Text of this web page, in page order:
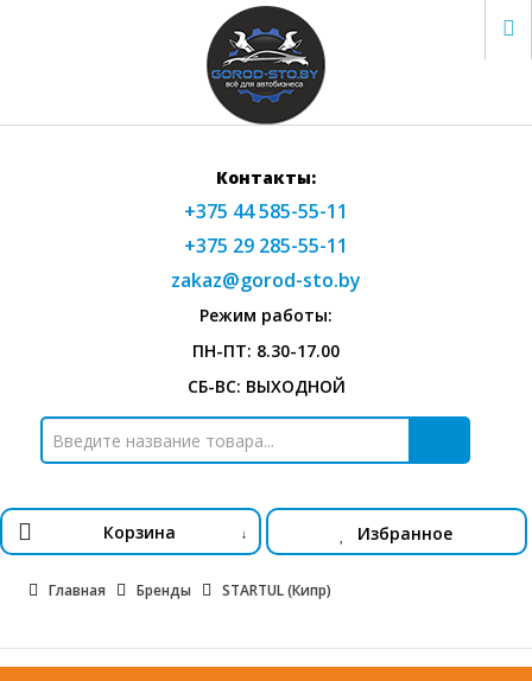
Контакты:
+375 44 585-55-11
+375 29 285-55-11
zakaz@gorod-sto.by
Режим работы:
ПН-ПТ: 8.30-17.00
СБ-ВС: ВЫХОДНОЙ
Корзина ↓ Избранное
Главная Бренды STARTUL (Кипр)